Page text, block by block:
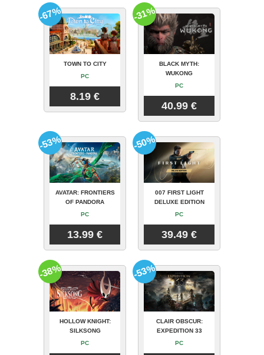
TOWN TO CITY
PC
8.19 €
-67%
BLACK MYTH:
WUKONG
PC
40.99 €
-31%
AVATAR: FRONTIERS
OF PANDORA
PC
13.99 €
-53%
007 FIRST LIGHT
DELUXE EDITION
PC
39.49 €
-50%
HOLLOW KNIGHT:
SILKSONG
PC
-38%
CLAIR OBSCUR:
EXPEDITION 33
PC
-53%